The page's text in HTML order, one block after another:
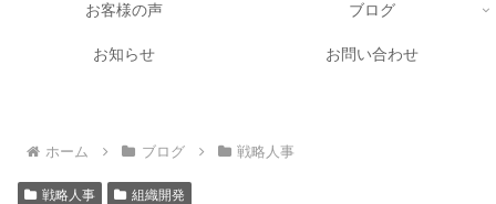
お客様の声 ブログ
お知らせ お問い合わせ
ホーム ブログ 戦略人事
戦略人事 組織開発